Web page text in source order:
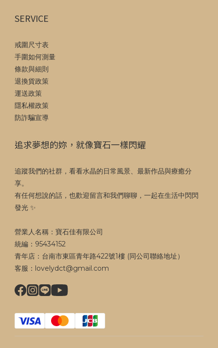
SERVICE
戒圍尺寸表
手圍如何測量
條款與細則
退換貨政策
運送政策
隱私權政策
防詐騙宣導
追求夢想的妳，就像寶石一樣閃耀
追蹤我們的社群，看看水晶的日常風景、最新作品與療癒分
享。
有任何想說的話，也歡迎留言和我們聊聊，一起在生活中閃閃
發光 ✨
營業人名稱：寶石佳有限公司
統編：95434152
青年店：台南市東區青年路422號1樓 (同公司聯絡地址）
客服：lovelydct@gmail.com